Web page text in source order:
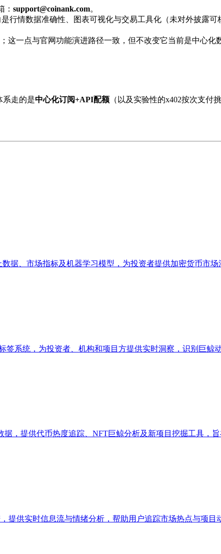
： support@coinank.com。
行情数据准确性、图表可视化与交易工具化（未对外披露可
这一点与官网功能演进路径一致，但不改变它当前是中心化
系走的是中心化订阅+API配额 （以及实验性的x402按次支
据、市场指标及机器学习模型，为投资者提供加密货币市
系统，为投资者、机构和项目方提供实时洞察，识别巨鲸
据，提供代币热度追踪、NFT巨鲸分析及新项目挖掘工具，
供实时信息流与情绪分析，帮助用户追踪市场热点与项目